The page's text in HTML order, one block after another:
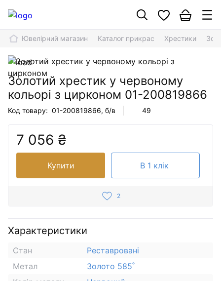
Ювелірний магазин Каталог прикрас Хрестики
Золотий хрестик у червоному
кольорі з цирконом 01-200819866
Код товару: 01-200819866, б/в 49
7 056 ₴
Купити В 1 клік
2
Характеристики
Стан
Реставровані
Метал
Золото 585˚